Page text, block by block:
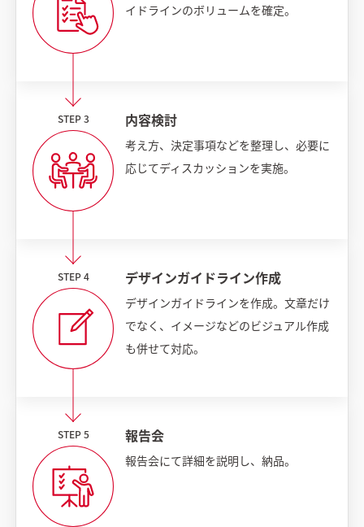
イドラインのボリュームを確定。
内容検討
考え方、決定事項などを整理し、必要に
応じてディスカッションを実施。
デザインガイドライン作成
デザインガイドラインを作成。文章だけ
でなく、イメージなどのビジュアル作成
も併せて対応。
報告会
報告会にて詳細を説明し、納品。